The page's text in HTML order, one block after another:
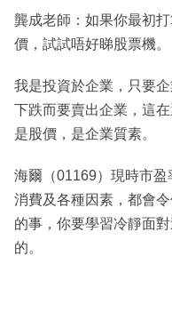
龔成老師：如果你最初
價，試試唔好睇股票機。
我是投資於企業，只要
下跌而要賣出企業，這
是股價，是企業質素。
海爾（01169）現時市
消費及各種因素，都會
的事，你要學習冷靜面
的。